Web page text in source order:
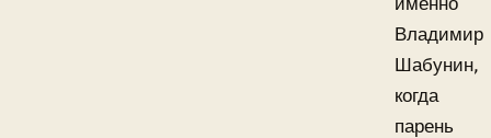
Владимир
Шабунин,
когда
парень